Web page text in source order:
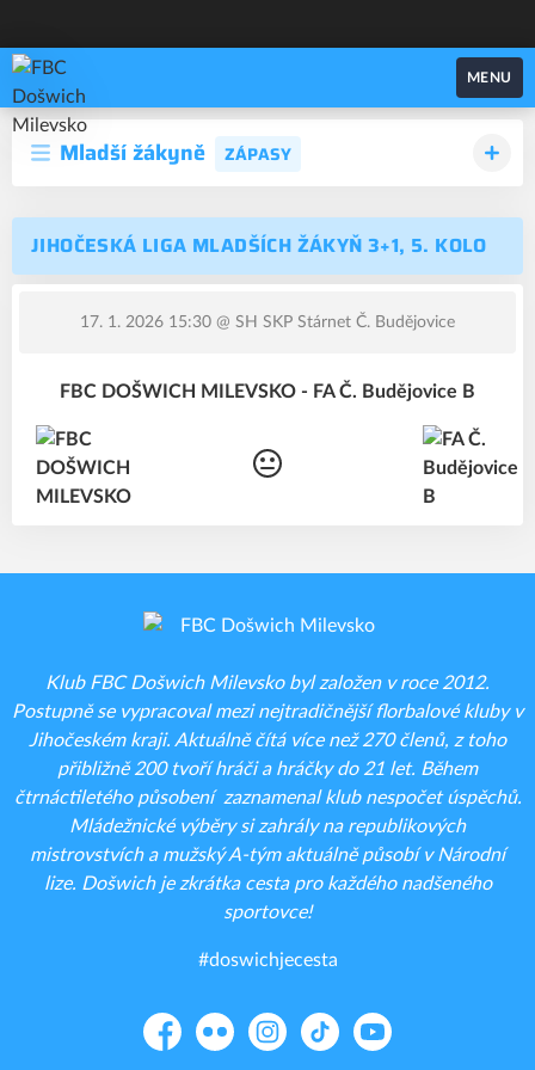
FBC Došwich Milevsko
MENU
Mladší žákyně ZÁPASY
JIHOČESKÁ LIGA MLADŠÍCH ŽÁKYŇ 3+1, 5. KOLO
17. 1. 2026 15:30 @ SH SKP Stárnet Č. Budějovice
FBC DOŠWICH MILEVSKO - FA Č. Budějovice B
Klub FBC Došwich Milevsko byl založen v roce 2012.
Postupně se vypracoval mezi nejtradičnější florbalové kluby v
Jihočeském kraji. Aktuálně čítá více než 270 členů, z toho
přibližně 200 tvoří hráči a hráčky do 21 let. Během
čtrnáctiletého působení zaznamenal klub nespočet úspěchů.
Mládežnické výběry si zahrály na republikových
mistrovstvích a mužský A-tým aktuálně působí v Národní
lize. Došwich je zkrátka cesta pro každého nadšeného
sportovce!
#doswichjecesta
FacebookFlickr Instagram
TikTok YouTube